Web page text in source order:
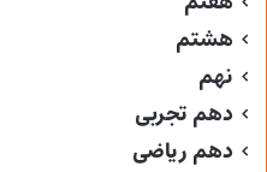
هشتم
نهم
دهم تجربی
دهم ریاضی